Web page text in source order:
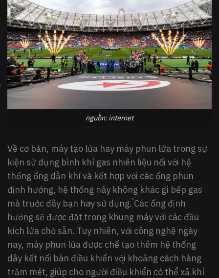
nguồn: internet
Về cơ bản, máy tạo lửa hay máy phun lửa trong sự
kiện sử dụng bình khí gas nhiên liệu nối với hệ
thống ống dẫn khí và kết hợp với các ống phun
định hướng, hệ thống này không khác gì bếp gas
mà trước đây bạn hay sử dụng. Các ống định
hướng sẽ được đặt trong khung máy với các đầu
kích lửa chờ sẵn. Tuy nhiên, với công nghệ ngày
nay, máy phun lửa được chế tạo thêm hệ thống
dây kết nối bàn điều khiển với khoảng cách hàng
trăm mét, giúp cho người điều khiển có thể xả khí